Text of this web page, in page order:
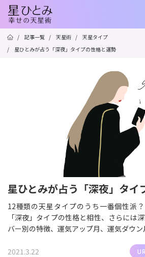
/ 記事一覧 / 天星術 /
天星タイプ
/
星ひとみが占う「深夜」タイプの性格と運勢
星ひとみが占う「深夜」タイ
12種類の天星タイプのうち一番個性派
「深夜」タイプの性格と相性、さらには
バー別の特徴、運気アップ月、運気ダウン
2021.3.22